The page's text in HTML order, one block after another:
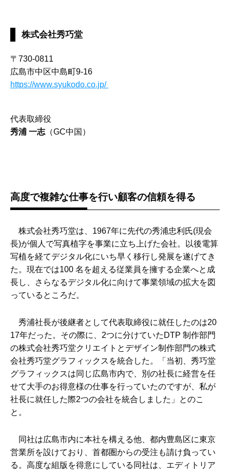
株式会社秀巧堂
〒730-0811
広島市中区中島町9-16
https://www.syukodo.co.jp/
代表取締役
秀浦 一志 （GC中国）
高度で複雑な仕事を行い顧客の信頼を得る
株式会社秀巧堂は、1967年に先代の秀浦忠利氏(現会
長)が個人で写真植字を事業に立ち上げた会社。以後電算
写植を経てデジタル化にいち早く移行し発展を遂げてき
た。現在では100 名を超える従業員を擁する企業へと成
長し、さらなるデジタル化に向けて事業領域の拡大を図
っているところだ。
秀浦社長が後継者として代表取締役に就任したのは20
17年だった。その際に、2つに分けていたDTP 制作部門
の株式会社秀巧堂クリエイトとデザイン制作部門の株式
会社秀巧堂グラフィックスを統合した。「当初、秀巧堂
グラフィックスは同じ広島市内で、別の社長に経営を任
せて大手のお得意様の仕事を行っていたのですが、私が
社長に就任した際2つの会社を統合しました」とのこ
と。
同社は広島市内に本社を構える他、都内豊島区に東京
営業所を設けており、首都圏からの受注も請け負ってい
る。高度な組版を得意にしている同社は、エディトリア